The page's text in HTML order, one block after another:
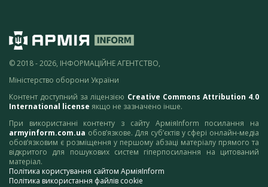
© 2018 - 2026, ІНФОРМАЦІЙНЕ АГЕНТСТВО,
Міністерство оборони України
Контент доступний за ліцензією Creative Commons Attribution 4.0
International license якщо не зазначено інше.
При використанні контенту з сайту АрміяInform посилання на
armyinform.com.ua обов’язкове. Для суб’єктів у сфері онлайн-медіа
обов’язковим є розміщення у першому абзаці матеріалу прямого та
відкритого для пошукових систем гіперпосилання на цитований
матеріал.
Політика користування сайтом АрміяInform
Політика використання файлів cookie